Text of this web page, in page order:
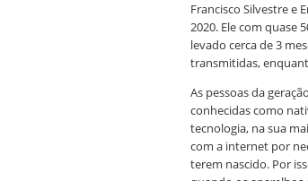
Francisco Silvestre e
2020. Ele com quase
levado cerca de 3
transmitidas,
As pessoas da
conhecidas como
tecnologia, na sua
com a internet por
terem nascido. Por